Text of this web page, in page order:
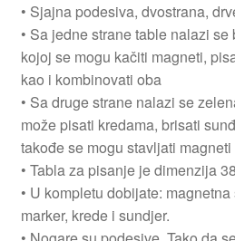
• Sjajna podesiva, dvostrana,
• Sa jedne strane table nalazi
kojoj se mogu kačiti magneti,
kao i kombinovati oba
• Sa druge strane nalazi se
može pisati kredama, brisati
takođe se mogu stavljati magneti
• Tabla za pisanje je dimenzija
• U kompletu dobijate:
marker, krede i sundjer.